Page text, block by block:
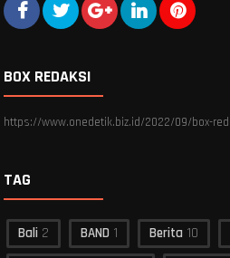
BOX REDAKSI
https://www.onedetik.biz.id/2022/09/box-
TAG
Bali 2 BAND 1 Berita 10